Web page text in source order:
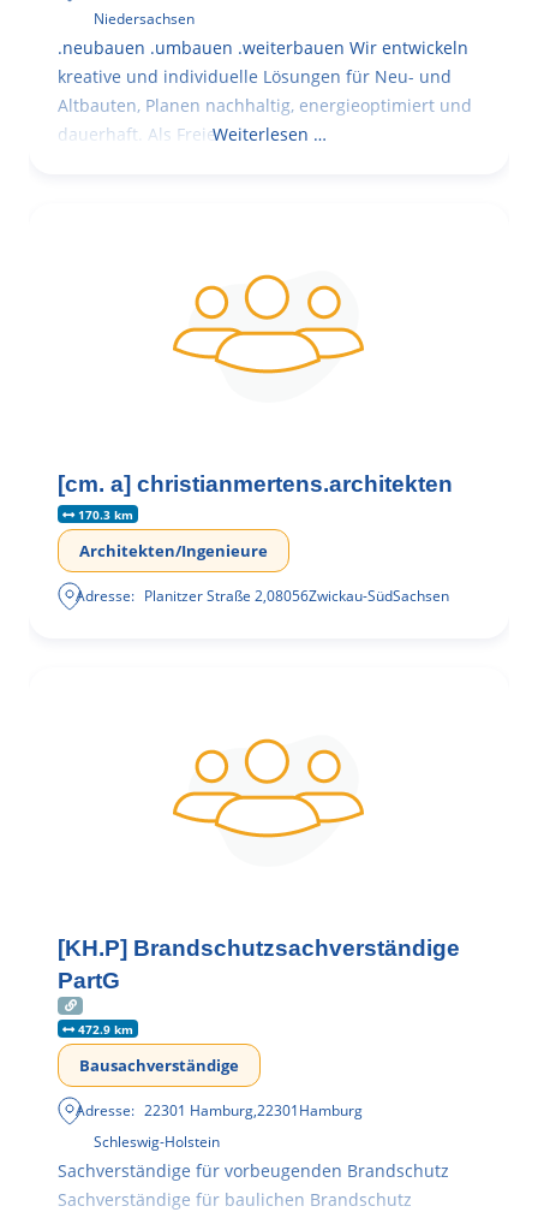
Niedersachsen
.neubauen .umbauen .weiterbauen Wir entwickeln
kreative und individuelle Lösungen für Neu- und
Altbauten, Planen nachhaltig, energieoptimiert und
dauerhaft. Als FreieWeiterlesen …
[cm. a] christianmertens.architekten
170.3 km
Architekten/Ingenieure
Adresse: Planitzer Straße 2,08056Zwickau-SüdSachsen
[KH.P] Brandschutzsachverständige
PartG
472.9 km
Bausachverständige
Adresse: 22301 Hamburg,22301Hamburg
Schleswig-Holstein
Sachverständige für vorbeugenden Brandschutz
Sachverständige für baulichen Brandschutz